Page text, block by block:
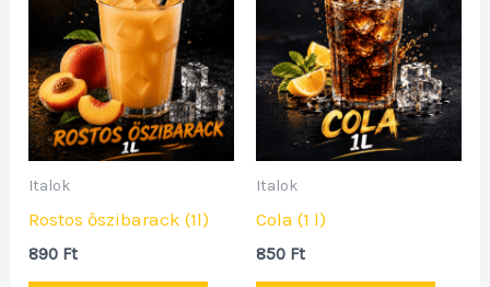
Italok
Rostos őszibarack (1l)
890 Ft
Italok
Cola (1 l)
850 Ft